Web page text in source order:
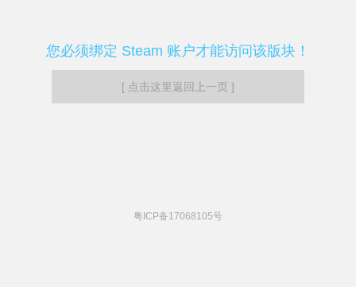
您必须绑定 Steam 账户才能访问该版块！
[ 点击这里返回上一页 ]
粤ICP备17068105号